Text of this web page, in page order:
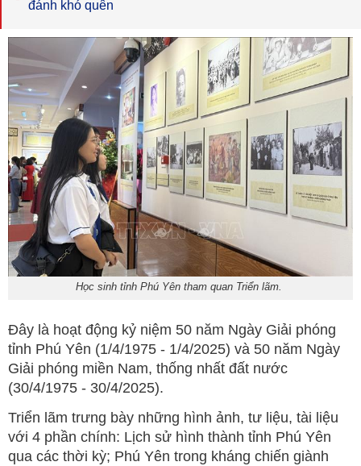
đánh khó quên
Học sinh tỉnh Phú Yên tham quan Triển lãm.
Đây là hoạt động kỷ niệm 50 năm Ngày Giải phóng
tỉnh Phú Yên (1/4/1975 - 1/4/2025) và 50 năm Ngày
Giải phóng miền Nam, thống nhất đất nước
(30/4/1975 - 30/4/2025).
Triển lãm trưng bày những hình ảnh, tư liệu, tài liệu
với 4 phần chính: Lịch sử hình thành tỉnh Phú Yên
qua các thời kỳ; Phú Yên trong kháng chiến giành